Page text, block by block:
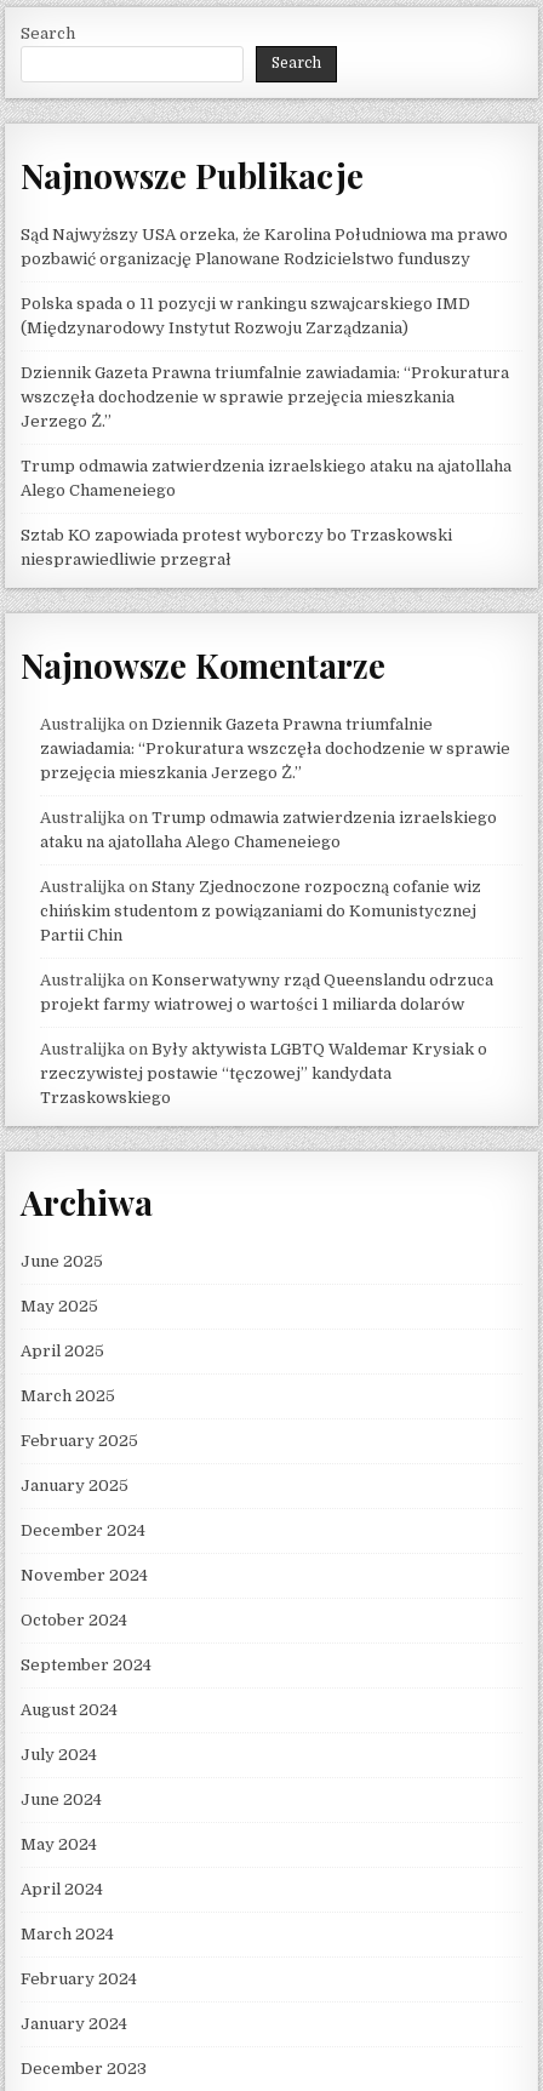
Search
Search
Najnowsze Publikacje
Sąd Najwyższy USA orzeka, że ​​Karolina Południowa ma prawo
pozbawić organizację Planowane Rodzicielstwo funduszy
Polska spada o 11 pozycji w rankingu szwajcarskiego IMD
(Międzynarodowy Instytut Rozwoju Zarządzania)
Dziennik Gazeta Prawna triumfalnie zawiadamia: “Prokuratura
wszczęła dochodzenie w sprawie przejęcia mieszkania
Jerzego Ż.”
Trump odmawia zatwierdzenia izraelskiego ataku na ajatollaha
Alego Chameneiego
Sztab KO zapowiada protest wyborczy bo Trzaskowski
niesprawiedliwie przegrał
Najnowsze Komentarze
Australijka onDziennik Gazeta Prawna triumfalnie
zawiadamia: “Prokuratura wszczęła dochodzenie w sprawie
przejęcia mieszkania Jerzego Ż.”
Australijka onTrump odmawia zatwierdzenia izraelskiego
ataku na ajatollaha Alego Chameneiego
Australijka onStany Zjednoczone rozpoczną cofanie wiz
chińskim studentom z powiązaniami do Komunistycznej
Partii Chin
Australijka onKonserwatywny rząd Queenslandu odrzuca
projekt farmy wiatrowej o wartości 1 miliarda dolarów
Australijka onByły aktywista LGBTQ Waldemar Krysiak o
rzeczywistej postawie “tęczowej” kandydata
Trzaskowskiego
Archiwa
June 2025
May 2025
April 2025
March 2025
February 2025
January 2025
December 2024
November 2024
October 2024
September 2024
August 2024
July 2024
June 2024
May 2024
April 2024
March 2024
February 2024
January 2024
December 2023